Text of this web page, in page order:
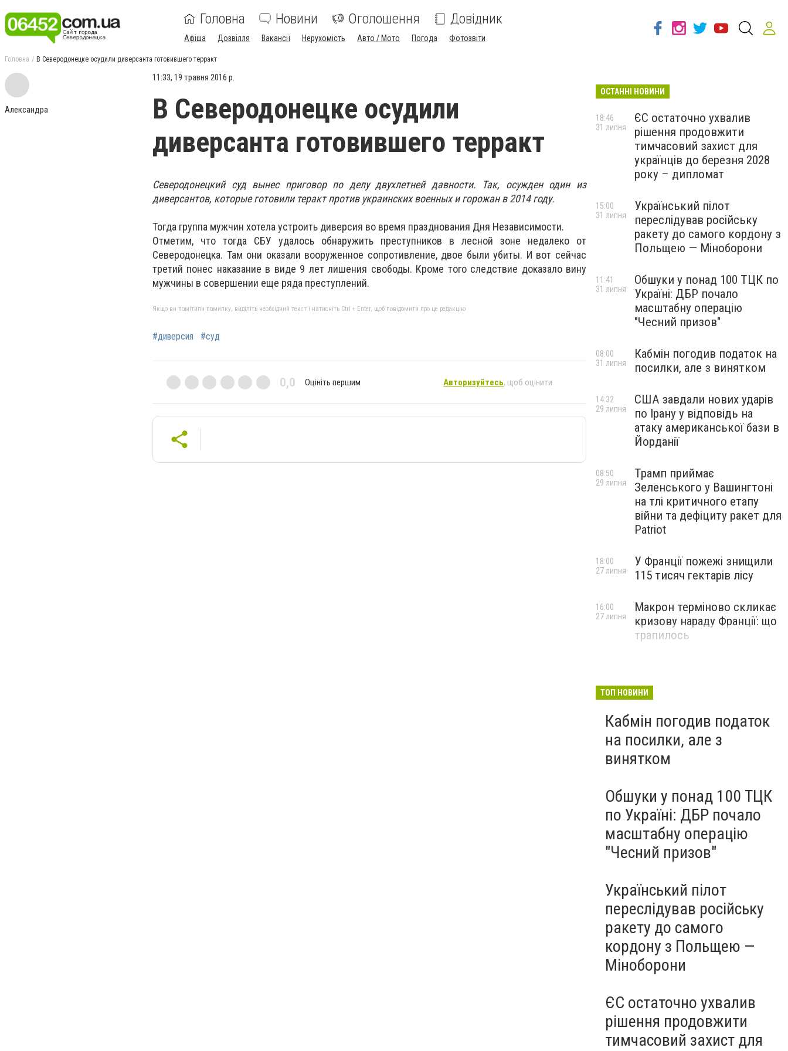
Головна Новини Оголошення Довідник
Афіша Дозвілля Вакансії Нерухомість Авто / Мото Погода Фотозвіти
Головна В Северодонецке осудили диверсанта готовившего терракт
Александра
11:33, 19 травня 2016 р.
В Северодонецке осудили
диверсанта готовившего терракт
Северодонецкий суд вынес приговор по делу двухлетней давности. Так, осужден один из
диверсантов, которые готовили теракт против украинских военных и горожан в 2014 году.
Тогда группа мужчин хотела устроить диверсия во время празднования Дня Независимости.
Отметим, что тогда СБУ удалось обнаружить преступников в лесной зоне недалеко от
Северодонецка. Там они оказали вооруженное сопротивление, двое были убиты. И вот сейчас
третий понес наказание в виде 9 лет лишения свободы. Кроме того следствие доказало вину
мужчины в совершении еще ряда преступлений.
Якщо ви помітили помилку, виділіть необхідний текст і натисніть Ctrl + Enter, щоб повідомити про це редакцію
#диверсия #суд
0,0 Оцініть першим Авторизуйтесь, щоб оцінити
ОСТАННІ НОВИНИ
ЄС остаточно ухвалив
рішення продовжити
тимчасовий захист для
українців до березня 2028
року – дипломат
18:46
31 липня
Український пілот
переслідував російську
ракету до самого кордону з
Польщею — Міноборони
15:00
31 липня
Обшуки у понад 100 ТЦК по
Україні: ДБР почало
масштабну операцію
"Чесний призов"
11:41
31 липня
Кабмін погодив податок на
посилки, але з винятком
08:00
31 липня
США завдали нових ударів
по Ірану у відповідь на
атаку американської бази в
Йорданії
14:32
29 липня
Трамп приймає
Зеленського у Вашингтоні
на тлі критичного етапу
війни та дефіциту ракет для
Patriot
08:50
29 липня
У Франції пожежі знищили
115 тисяч гектарів лісу
18:00
27 липня
Макрон терміново скликає
кризову нараду Франції: що
трапилось
16:00
27 липня
ТОП НОВИНИ
Кабмін погодив податок
на посилки, але з
винятком
Обшуки у понад 100 ТЦК
по Україні: ДБР почало
масштабну операцію
"Чесний призов"
Український пілот
переслідував російську
ракету до самого
кордону з Польщею —
Міноборони
ЄС остаточно ухвалив
рішення продовжити
тимчасовий захист для